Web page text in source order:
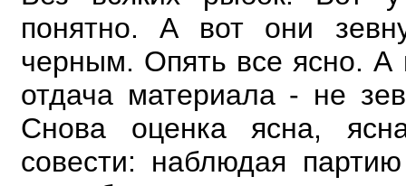
понятно. А вот они
черным. Опять все ясно. А
отдача материала - не
Снова оценка ясна,
совести: наблюдая